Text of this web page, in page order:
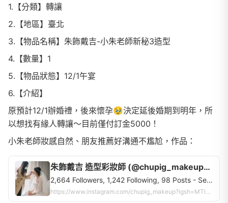
1.【分類】轉讓
2.【地區】臺北
3.【物品名稱】朱飾戴吉-小朱老師新秘3造型
4.【數量】1
5.【物品狀態】12/1午宴
6.【介紹】
原預計12/1辦婚禮，後來懷孕🥹決定延後婚期到明年，所
以想找有緣人轉讓～目前僅付訂金5000！
小朱老師妝感自然、朋友推薦好溝通不尷尬，作品：
朱飾戴吉 造型彩妝師 (@chupig_makeup) • Instagram profile
2,664 Followers, 1,242 Following, 98 Posts - See Instagram photos and videos from 朱飾戴吉 造型彩妝師 (@chupig_makeup)
https://www.instagram.com/chupig_makeup?igsh=MTloZGFydHRjcHd1Ng==